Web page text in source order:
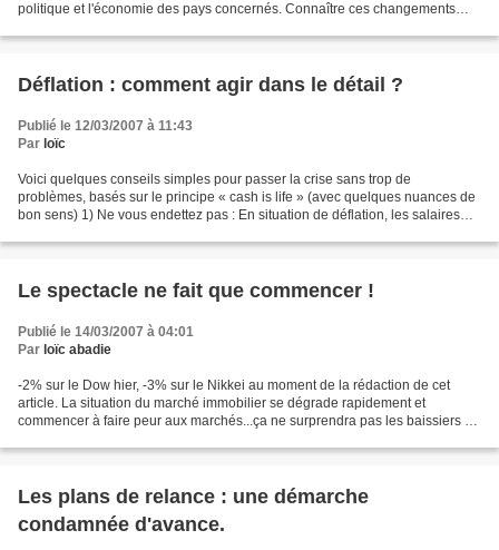
politique et l'économie des pays concernés. Connaître ces changements
Déflation : comment agir dans le détail ?
Publié le 12/03/2007 à 11:43
Par loïc
Voici quelques conseils simples pour passer la crise sans trop de
problèmes, basés sur le principe « cash is life » (avec quelques nuances de
bon sens) 1) Ne vous endettez pas : En situation de déflation, les salaires
Le spectacle ne fait que commencer !
Publié le 14/03/2007 à 04:01
Par loïc abadie
-2% sur le Dow hier, -3% sur le Nikkei au moment de la rédaction de cet
article. La situation du marché immobilier se dégrade rapidement et
commencer à faire peur aux marchés...ça ne surprendra pas les baissiers de
Les plans de relance : une démarche
condamnée d'avance.